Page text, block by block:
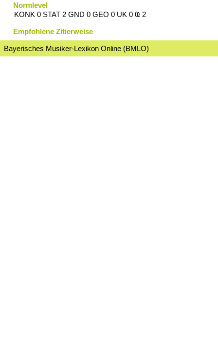
Normlevel
KONK 0 STAT 2 GND 0 GEO 0 UK 0 Ҩ 2
Empfohlene Zitierweise
Bayerisches Musiker-Lexikon Online (BMLO)